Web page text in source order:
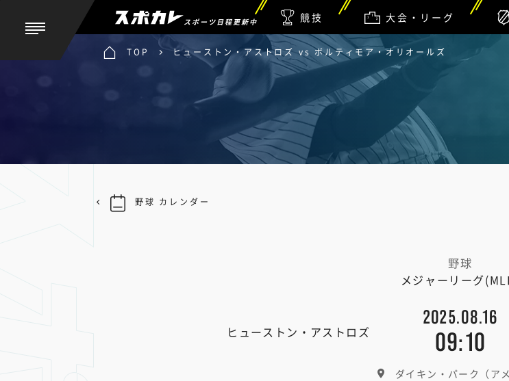
スポーツ日程更新中 競技 大会・リーグ
TOP ヒューストン・アストロズ vs ボルティモア・オリオールズ
野球
メジャーリーグ
ヒューストン・アストロズ
2025.08.16
09:10
ダイキン・パーク（アメ
野球 カレンダー